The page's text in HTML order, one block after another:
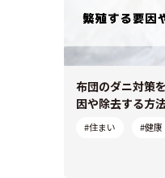
布団のダニ対策
因や除去する方
#住まい #健康